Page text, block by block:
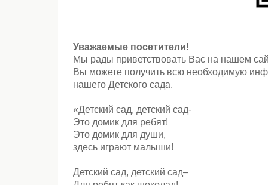
Уважаемые посетители!
Мы рады приветствовать Вас на нашем
Вы можете получить всю необходимую
нашего Детского сада.
«Детский сад, детский сад-
Это домик для ребят!
Это домик для души,
здесь играют малыши!
Детский сад, детский сад–